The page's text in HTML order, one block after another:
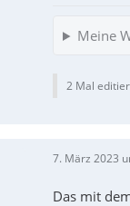
Meine
2 Mal
7. März 2023
Das mit